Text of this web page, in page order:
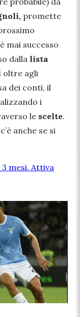
promette
mai successo
dalla lista
oltre agli
dei conti, il
i
le scelte.
c’è anche se si
mesi. Attiva